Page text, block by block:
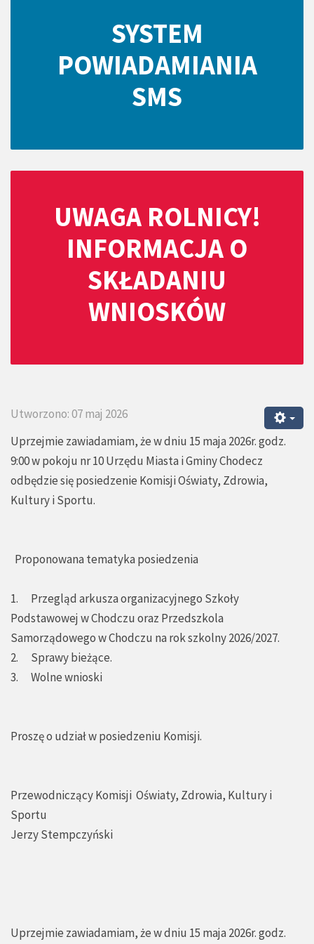
SYSTEM
POWIADAMIANIA
SMS
UWAGA ROLNICY!
INFORMACJA O
SKŁADANIU
WNIOSKÓW
Utworzono: 07 maj 2026
Uprzejmie zawiadamiam, że w dniu 15 maja 2026r. godz.
9:00 w pokoju nr 10 Urzędu Miasta i Gminy Chodecz
odbędzie się posiedzenie Komisji Oświaty, Zdrowia,
Kultury i Sportu.
Proponowana tematyka posiedzenia
1. Przegląd arkusza organizacyjnego Szkoły
Podstawowej w Chodczu oraz Przedszkola
Samorządowego w Chodczu na rok szkolny 2026/2027.
2. Sprawy bieżące.
3. Wolne wnioski
Proszę o udział w posiedzeniu Komisji.
Przewodniczący Komisji Oświaty, Zdrowia, Kultury i
Sportu
Jerzy Stempczyński
Uprzejmie zawiadamiam, że w dniu 15 maja 2026r. godz.